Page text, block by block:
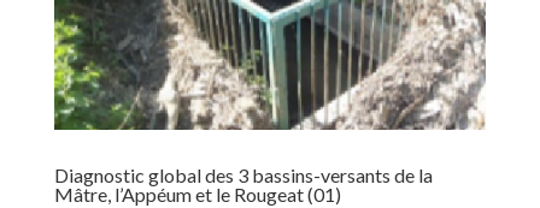
Diagnostic global des 3 bassins-versants de la
Mâtre, l’Appéum et le Rougeat (01)